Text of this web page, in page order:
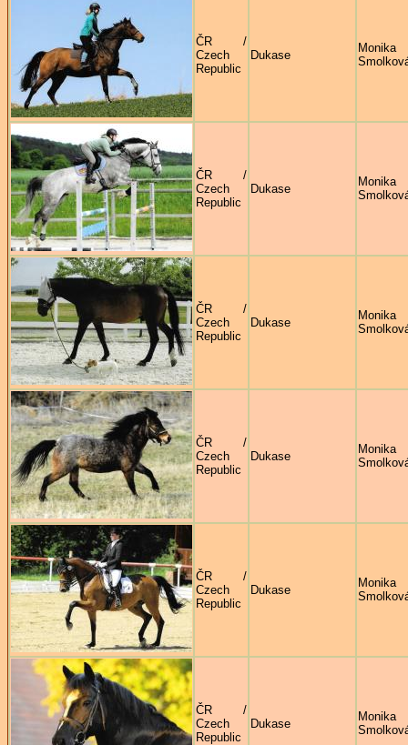
ČR /
Czech
Republic
Dukase
Monika
ČR /
Czech
Republic
Dukase
Monika
ČR /
Czech
Republic
Dukase
Monika
ČR /
Czech
Republic
Dukase
Monika
ČR /
Czech
Republic
Dukase
Monika
ČR /
Czech
Republic
Dukase
Monika